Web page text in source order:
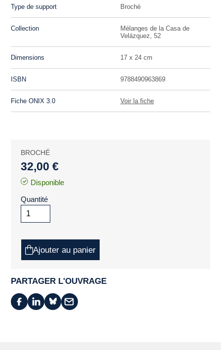
Type de support Broché
Collection
Mélanges de la Casa de
Velázquez, 52
Dimensions 17 x 24 cm
ISBN 9788490963869
Fiche ONIX 3.0 Voir la fiche
BROCHÉ
32,00 €
Disponible
Quantité
Ajouter au panier
PARTAGER L'OUVRAGE